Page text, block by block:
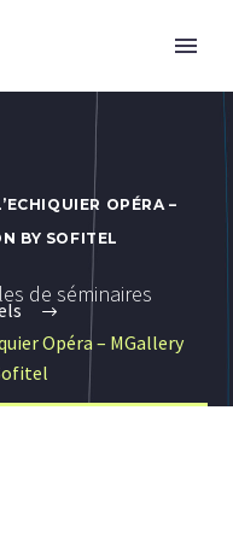
OPÉRA –
BY SOFITEL
de séminaires
Opéra – MGallery